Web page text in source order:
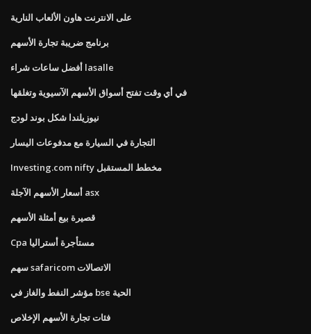
على الانترنت هاون الألعاب النارية
برنامج ضريبة تجارة الأسهم
أفضل ساعات شراء lasalle
في أي وقت تفتح أسواق الأسهم الآسيوية وتغلقها
نيوزيلندا شكل بوند لودج
التجارة في السيارة مع مدفوعات اليسار
Investing.com nifty مخطط المستقبل
أسعار الأسهم الآجلة asx
قصيرة بيع أمثلة الأسهم
Cpa مستأجرة أستراليا
سهم safaricom الاتصالات
مؤشر النفط والغاز في bse الحية
فئات تجارة الأسهم الإخلاص